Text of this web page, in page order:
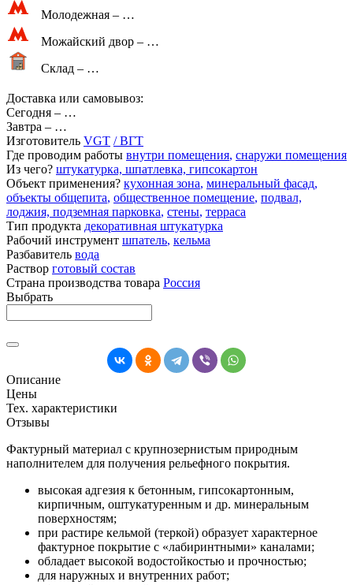
Молодежная – …
Можайский двор – …
Склад – …
Доставка или самовывоз:
Сегодня – …
Завтра – …
Изготовитель VGT / ВГТ
Где проводим работы внутри помещения, снаружи помещения
Из чего? штукатурка, шпатлевка, гипсокартон
Объект применения? кухонная зона, минеральный фасад,
объекты общепита, общественное помещение, подвал,
лоджия, подземная парковка, стены, терраса
Тип продукта декоративная штукатурка
Рабочий инструмент шпатель, кельма
Разбавитель вода
Раствор готовый состав
Страна производства товара Россия
Выбрать
Описание
Цены
Тех. характеристики
Отзывы
Фактурный материал с крупнозернистым природным
наполнителем для получения рельефного покрытия.
высокая адгезия к бетонным, гипсокартонным,
кирпичным, оштукатуренным и др. минеральным
поверхностям;
при растире кельмой (теркой) образует характерное
фактурное покрытие с «лабиринтными» каналами;
обладает высокой водостойкостью и прочностью;
для наружных и внутренних работ;